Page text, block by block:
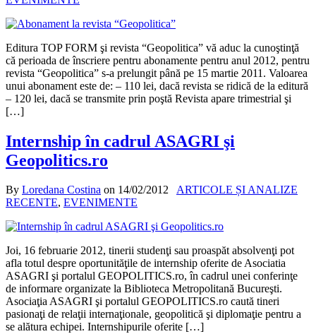
Editura TOP FORM şi revista “Geopolitica” vă aduc la cunoştinţă
că perioada de înscriere pentru abonamente pentru anul 2012, pentru
revista “Geopolitica” s-a prelungit până pe 15 martie 2011. Valoarea
unui abonament este de: – 110 lei, dacă revista se ridică de la editură
– 120 lei, dacă se transmite prin poştă Revista apare trimestrial şi
[…]
Internship în cadrul ASAGRI şi
Geopolitics.ro
By Loredana Costina on 14/02/2012
ARTICOLE ȘI ANALIZE
RECENTE, EVENIMENTE
Joi, 16 februarie 2012, tinerii studenţi sau proaspăt absolvenţi pot
afla totul despre oportunităţile de internship oferite de Asociatia
ASAGRI şi portalul GEOPOLITICS.ro, în cadrul unei conferinţe
de informare organizate la Biblioteca Metropolitană Bucureşti.
Asociaţia ASAGRI şi portalul GEOPOLITICS.ro caută tineri
pasionaţi de relaţii internaţionale, geopolitică şi diplomaţie pentru a
se alătura echipei. Internshipurile oferite […]